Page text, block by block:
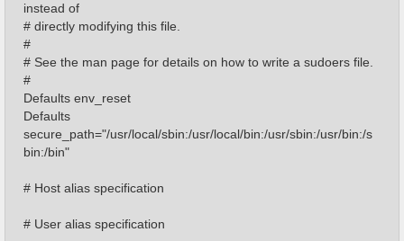
instead of
# directly modifying this file.
#
# See the man page for details on how to write a sudoers file.
#
Defaults env_reset
Defaults
secure_path="/usr/local/sbin:/usr/local/bin:/usr/sbin:/usr/bin:/s
bin:/bin"
# Host alias specification
# User alias specification